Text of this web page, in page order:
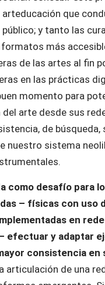
que
y tanto las
más
de las artes al fin
en las prácticas
momento para
arte desde sus
de
nuestro sistema
como desafío para
– físicas con uso
en
efectuar y adaptar
consistencia en
articulación de una